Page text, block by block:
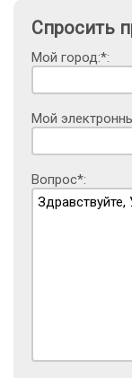
Спросить
Мой город:*:
Мой
Вопрос*: